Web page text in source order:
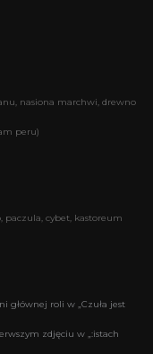
nasiona marchwi, drewno
peru)
paczula, cybet, kastoreum
głównej roli w „Czuła jest
zdjęciu w „:istach